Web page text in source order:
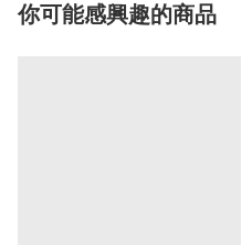
你可能感興趣的商品